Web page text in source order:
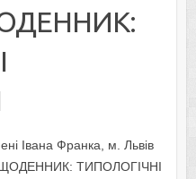
Івана Франка, м. Львів
ТИПОЛОГІЧНІ